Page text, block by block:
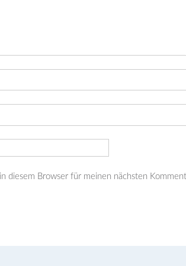
diesem Browser für meinen nächsten